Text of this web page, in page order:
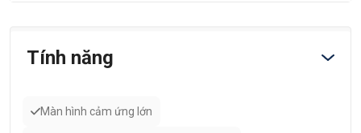
Tính năng
Màn hình cảm ứng lớn